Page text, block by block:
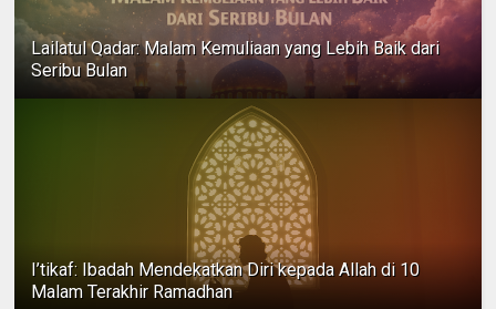
Lailatul Qadar: Malam Kemuliaan yang Lebih Baik dari
Seribu Bulan
I’tikaf: Ibadah Mendekatkan Diri kepada Allah di 10
Malam Terakhir Ramadhan